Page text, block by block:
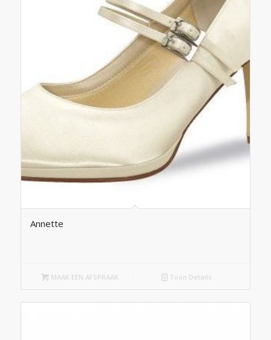
Annette
MAAK EEN AFSPRAAK Toon Details